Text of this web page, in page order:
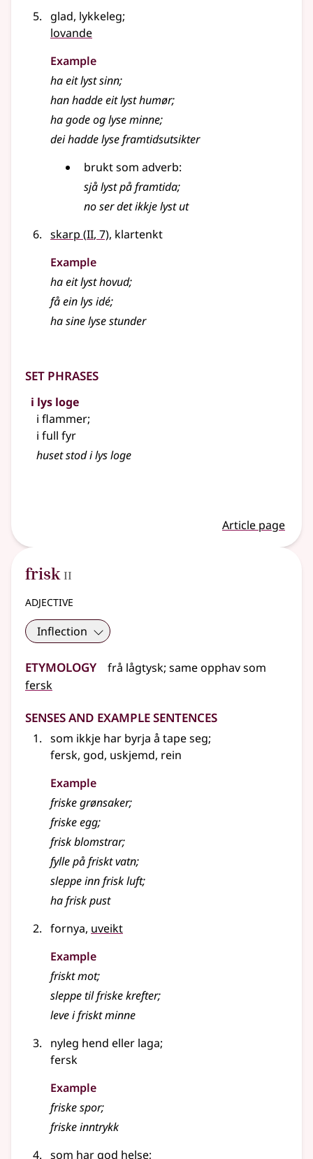
glad, lykkeleg;
lovande
Example
ha eitlystsinn;
han hadde eitlysthumør;
ha gode oglyseminne;
dei hadde lyse framtidsutsikter
brukt som adverb:
sjålystpå framtida;
no ser det ikkjelystut
skarp (2
II, 7), klartenkt
Example
ha eitlysthovud;
få einlysidé;
ha sinelysestunder
Set phrases
i lys loge
i flammer;
i full fyr
huset stod i lys loge
Article page
frisk 2
II
adjective
Inflection
Etymology frå lågtysk; same opphav som
fersk
Senses and Example Sentences
som ikkje har byrja å tape seg;
fersk, god, uskjemd, rein
Example
friske grønsaker;
friske egg;
frisk blomstrar;
fylle på friskt vatn;
sleppe inn frisk luft;
ha frisk pust
fornya, uveikt
Example
friskt mot;
sleppe til friske krefter;
leve i friskt minne
nyleg hend eller laga;
fersk
Example
friske spor;
friske inntrykk
som har god helse;